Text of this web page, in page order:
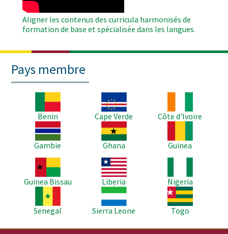
Aligner les contenus des curricula harmonisés de
formation de base et spécialisée dans les langues.
Pays membre
Benin
Image
Cape Verde
Côte d'Ivoire
Image
Gambie
Image
Ghana
Guinea
Image
Guinea Bissau
Image
Liberia
Nigeria
Senegal
Image
Sierra Leone
Image
Togo